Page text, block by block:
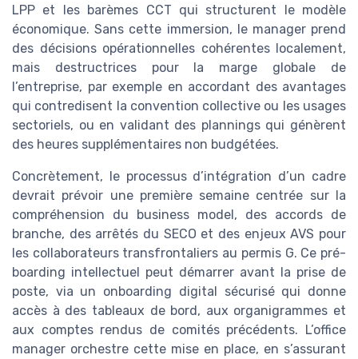
LPP et les barèmes CCT qui structurent le modèle
économique. Sans cette immersion, le manager prend
des décisions opérationnelles cohérentes localement,
mais destructrices pour la marge globale de
l’entreprise, par exemple en accordant des avantages
qui contredisent la convention collective ou les usages
sectoriels, ou en validant des plannings qui génèrent
des heures supplémentaires non budgétées.
Concrètement, le processus d’intégration d’un cadre
devrait prévoir une première semaine centrée sur la
compréhension du business model, des accords de
branche, des arrêtés du SECO et des enjeux AVS pour
les collaborateurs transfrontaliers au permis G. Ce pré-
boarding intellectuel peut démarrer avant la prise de
poste, via un onboarding digital sécurisé qui donne
accès à des tableaux de bord, aux organigrammes et
aux comptes rendus de comités précédents. L’office
manager orchestre cette mise en place, en s’assurant